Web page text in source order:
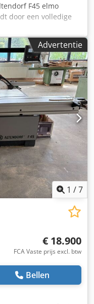
F45 elmo
door een volledige
Kanteling en
elektrisch verstelbaar
verstelbaar tot 1340
Motor 5,5 kW
Dodpfx Ajyq E Iysfnjck
Gebruikte machine
Advertentie
1 /7
€ 18.900
FCA Vaste prijs excl. btw
Bellen